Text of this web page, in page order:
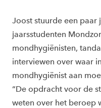
Joost stuurde een paar
jaarsstudenten
mondhygiënisten,
interviewen over waar
mondhygiënist aan
“De opdracht voor de
weten over het beroep